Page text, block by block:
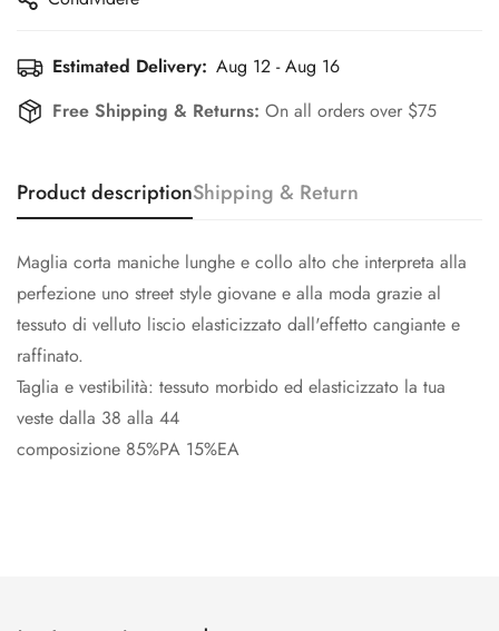
Estimated Delivery: Aug 12 - Aug 16
Free Shipping & Returns: On all orders over $75
Product descriptionShipping & Return
Maglia corta maniche lunghe e collo alto che interpreta alla
perfezione uno street style giovane e alla moda grazie al
tessuto di velluto liscio elasticizzato dall'effetto cangiante e
raffinato.
Taglia e vestibilità: tessuto morbido ed elasticizzato la tua
veste dalla 38 alla 44
composizione 85%PA 15%EA